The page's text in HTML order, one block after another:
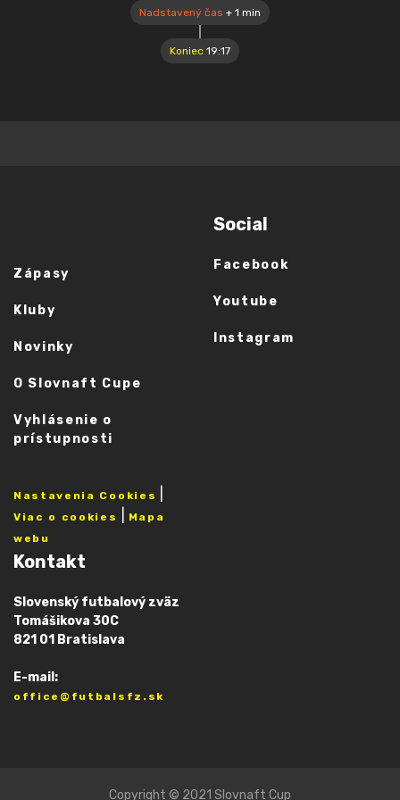
Nadstavený čas + 1 min
Koniec 19:17
Zápasy
Kluby
Novinky
O Slovnaft Cupe
Vyhlásenie o
prístupnosti
Nastavenia Cookies
Viac o cookies
Mapa
webu
Social
Facebook
Youtube
Instagram
Kontakt
Slovenský futbalový zväz
Tomášikova 30C
821 01 Bratislava
E-mail:
office@futbalsfz.sk
Copyright © 2021 Slovnaft Cup